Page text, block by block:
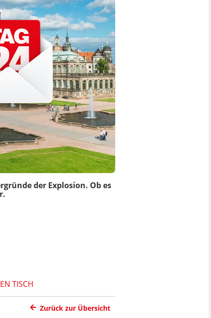
der Explosion. Ob es
TISCH
Zurück zur Übersicht